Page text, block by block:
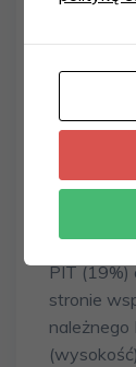
który
może
PIT (19%)
stronie